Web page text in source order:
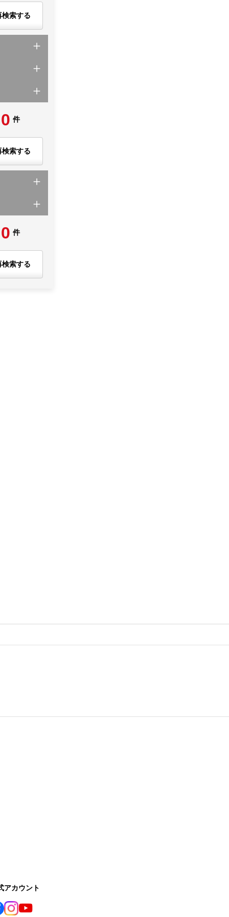
検索する
0 件
検索する
0 件
検索する
アカウント